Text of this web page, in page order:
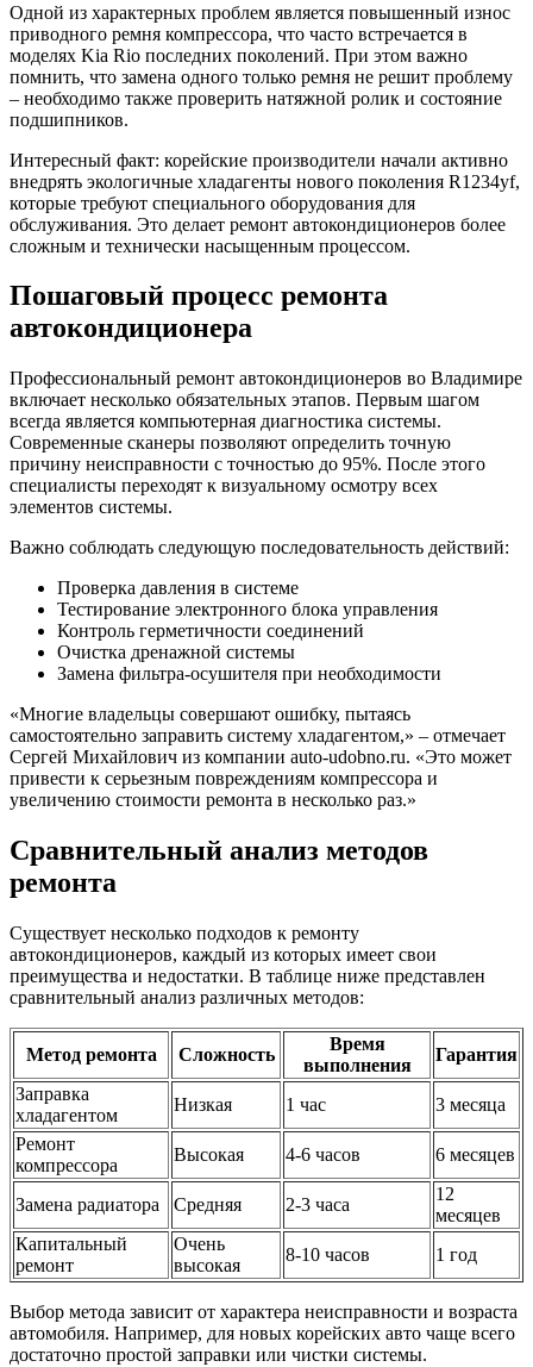
Одной из характерных проблем является повышенный износ
приводного ремня компрессора, что часто встречается в
моделях Kia Rio последних поколений. При этом важно
помнить, что замена одного только ремня не решит проблему
– необходимо также проверить натяжной ролик и состояние
подшипников.
Интересный факт: корейские производители начали активно
внедрять экологичные хладагенты нового поколения R1234yf,
которые требуют специального оборудования для
обслуживания. Это делает ремонт автокондиционеров более
сложным и технически насыщенным процессом.
Пошаговый процесс ремонта
автокондиционера
Профессиональный ремонт автокондиционеров во Владимире
включает несколько обязательных этапов. Первым шагом
всегда является компьютерная диагностика системы.
Современные сканеры позволяют определить точную
причину неисправности с точностью до 95%. После этого
специалисты переходят к визуальному осмотру всех
элементов системы.
Важно соблюдать следующую последовательность действий:
Проверка давления в системе
Тестирование электронного блока управления
Контроль герметичности соединений
Очистка дренажной системы
Замена фильтра-осушителя при необходимости
«Многие владельцы совершают ошибку, пытаясь
самостоятельно заправить систему хладагентом,» – отмечает
Сергей Михайлович из компании auto-udobno.ru. «Это может
привести к серьезным повреждениям компрессора и
увеличению стоимости ремонта в несколько раз.»
Сравнительный анализ методов
ремонта
Существует несколько подходов к ремонту
автокондиционеров, каждый из которых имеет свои
преимущества и недостатки. В таблице ниже представлен
сравнительный анализ различных методов:
Метод ремонта Сложность
Время
выполнения
Гарантия
Заправка
хладагентом
Низкая 1 час
3 месяца
Ремонт
компрессора
Высокая 4-6 часов 6 месяцев
Замена радиатора Средняя 2-3 часа
12
месяцев
Капитальный
ремонт
Очень
высокая
8-10 часов 1 год
Выбор метода зависит от характера неисправности и возраста
автомобиля. Например, для новых корейских авто чаще всего
достаточно простой заправки или чистки системы.